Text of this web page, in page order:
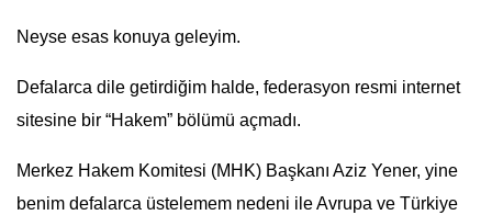
Neyse esas konuya geleyim.
Defalarca dile getirdiğim halde, federasyon resmi internet
sitesine bir “Hakem” bölümü açmadı.
Merkez Hakem Komitesi (MHK) Başkanı Aziz Yener, yine
benim defalarca üstelemem nedeni ile Avrupa ve Türkiye